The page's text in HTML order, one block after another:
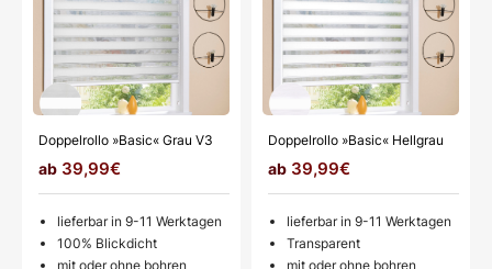
Doppelrollo »Basic« Grau V3
39,99€
lieferbar in 9-11 Werktagen
100% Blickdicht
mit oder ohne bohren
Doppelrollo »Basic« Hellgrau
39,99€
lieferbar in 9-11 Werktagen
Transparent
mit oder ohne bohren